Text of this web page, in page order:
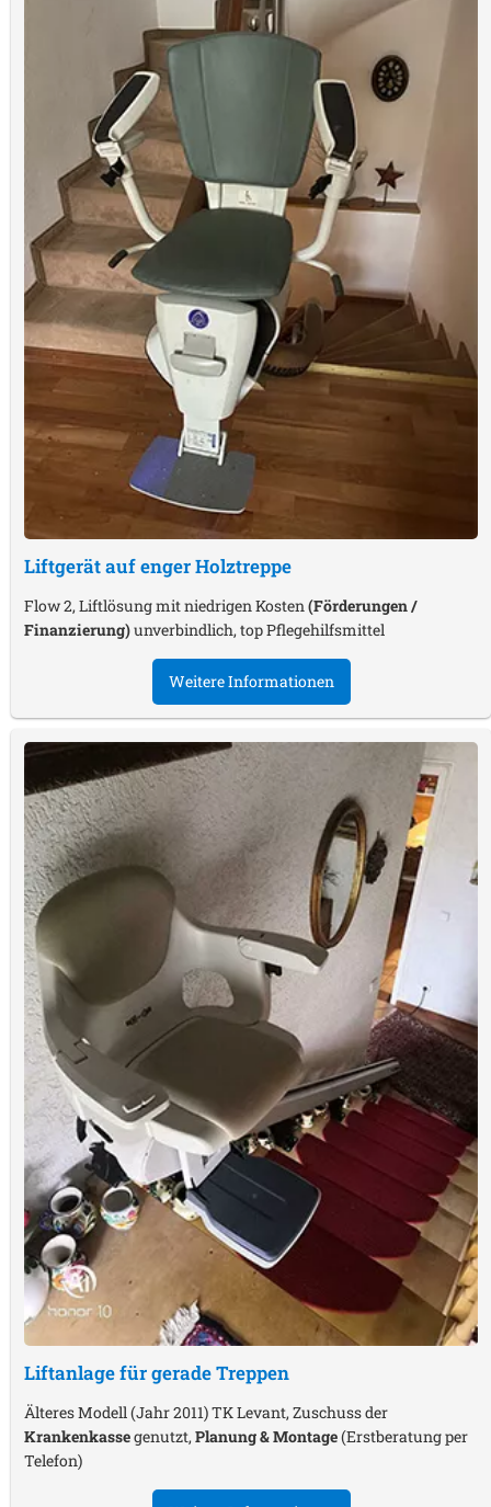
Liftgerät auf enger Holztreppe
Flow 2, Liftlösung mit niedrigen Kosten (Förderungen /
Finanzierung)unverbindlich, top Pflegehilfsmittel
Weitere Informationen
Liftanlage für gerade Treppen
Älteres Modell (Jahr 2011) TK Levant, Zuschuss der
Krankenkassegenutzt,Planung & Montage(Erstberatung per
Telefon)